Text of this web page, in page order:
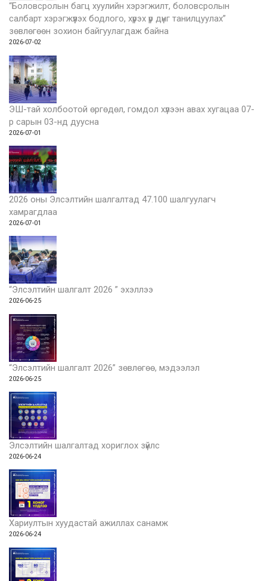
“Боловсролын багц хуулийн хэрэгжилт, боловсролын
салбарт хэрэгжүүлэх бодлого, хүрэх үр дүнг танилцуулах”
зөвлөгөөн зохион байгуулагдаж байна
2026-07-02
ЭШ-тай холбоотой өргөдөл, гомдол хүлээн авах хугацаа 07-
р сарын 03-нд дуусна
2026-07-01
2026 оны Элсэлтийн шалгалтад 47.100 шалгуулагч
хамрагдлаа
2026-07-01
“Элсэлтийн шалгалт 2026 ” эхэллээ
2026-06-25
“Элсэлтийн шалгалт 2026” зөвлөгөө, мэдээлэл
2026-06-25
Элсэлтийн шалгалтад хориглох зүйлс
2026-06-24
Хариултын хуудастай ажиллах санамж
2026-06-24